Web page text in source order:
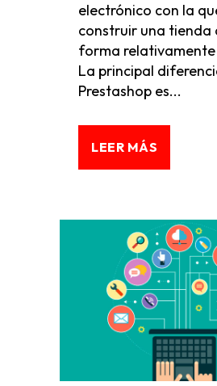
electrónico con la
construir una tienda
forma relativamente
La principal
Prestashop es...
LEER MÁS